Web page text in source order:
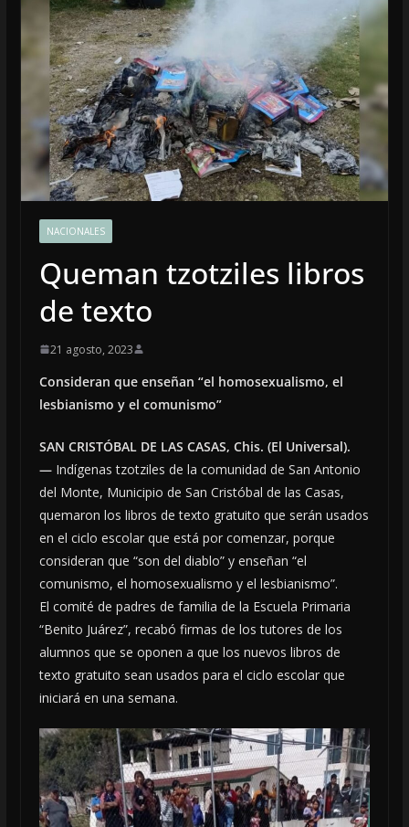
NACIONALES
Queman tzotziles libros
de texto
21 agosto, 2023
Consideran que enseñan “el homosexualismo, el
lesbianismo y el comunismo”
SAN CRISTÓBAL DE LAS CASAS, Chis. (El Universal).
—Indígenas tzotziles de la comunidad de San Antonio
del Monte, Municipio de San Cristóbal de las Casas,
quemaron los libros de texto gratuito que serán usados
en el ciclo escolar que está por comenzar, porque
consideran que “son del diablo” y enseñan “el
comunismo, el homosexualismo y el lesbianismo”.
El comité de padres de familia de la Escuela Primaria
“Benito Juárez”, recabó firmas de los tutores de los
alumnos que se oponen a que los nuevos libros de
texto gratuito sean usados para el ciclo escolar que
iniciará en una semana.